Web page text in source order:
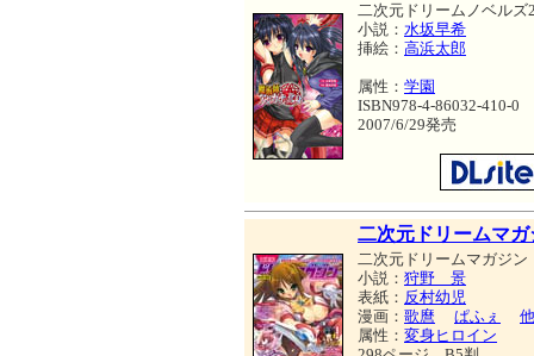
二次元ドリームノベルズ
小説： 水坂早希
挿絵： 高浜太郎
属性： 学園
ISBN978-4-86032-410-0
2007/6/29発売
二次元ドリームマガ
二次元ドリームマガジン
小説： 狩野 景
表紙： 反村幼児
漫画： 歌麿 ぱふぇ
他
属性： 変身ヒロイン